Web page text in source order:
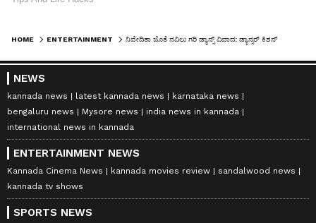
HOME ENTERTAINMENT
NEWS
kannada news latest kannada news
karnataka news
bengaluru news
Mysore news
india news in kannada
international news in kannada
ENTERTAINMENT NEWS
Kannada Cinema News kannada movies review
sandalwood news
kannada tv shows
SPORTS NEWS